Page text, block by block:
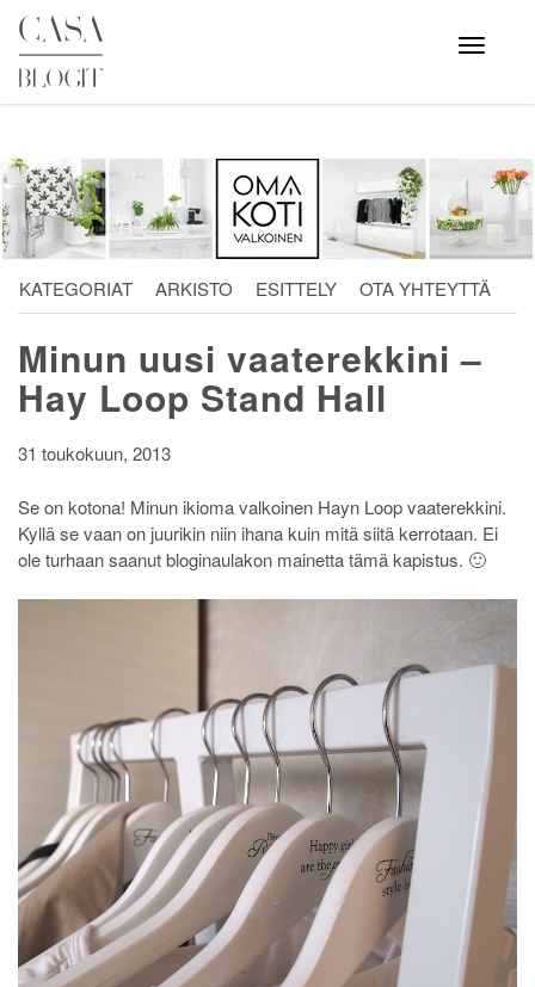
Skip
content
Avaa
valikko
KATEGORIAT ARKISTO ESITTELY OTA YHTEYTTÄ
Minun uusi vaaterekkini –
Hay Loop Stand Hall
31 toukokuun, 2013
Se on kotona! Minun ikioma valkoinen Hayn Loop vaaterekkini.
Kyllä se vaan on juurikin niin ihana kuin mitä siitä kerrotaan. Ei
ole turhaan saanut bloginaulakon mainetta tämä kapistus. 🙂